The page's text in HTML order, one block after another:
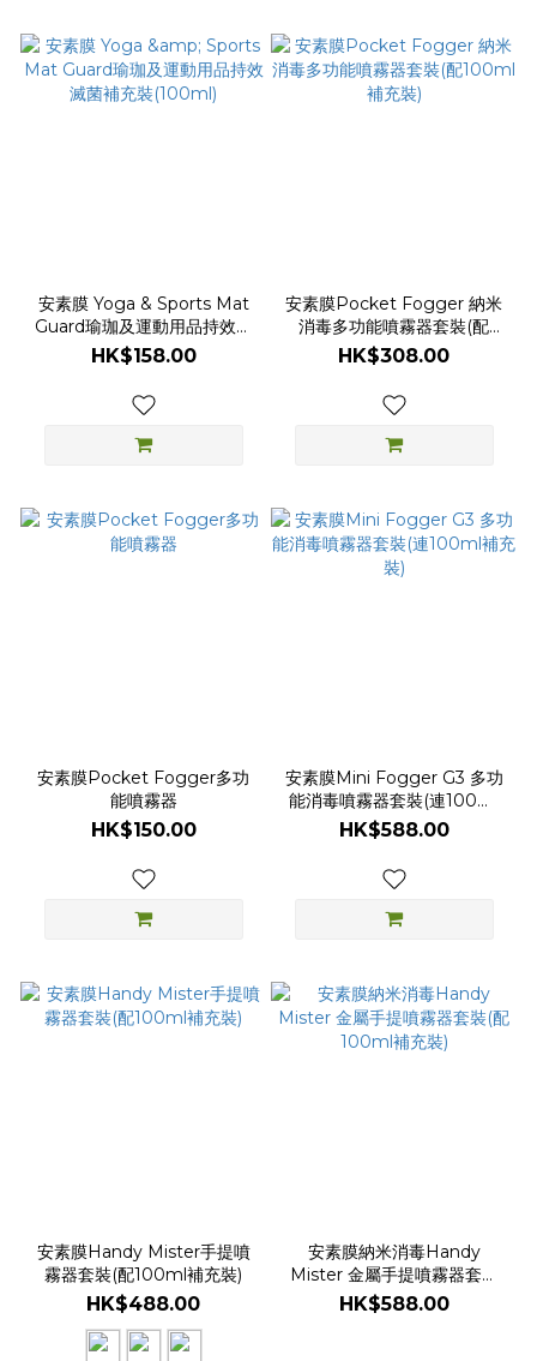
安素膜 Yoga & Sports Mat
Guard瑜珈及運動用品持效滅
菌補充裝(100ml)
HK$158.00
安素膜Pocket Fogger 納米
消毒多功能噴霧器套裝(配
100ml補充裝)
HK$308.00
安素膜Pocket Fogger多功
能噴霧器
HK$150.00
安素膜Mini Fogger G3 多功
能消毒噴霧器套裝(連100ml
補充裝)
HK$588.00
安素膜Handy Mister手提噴
霧器套裝(配100ml補充裝)
HK$488.00
安素膜納米消毒Handy
Mister 金屬手提噴霧器套裝
(配100ml補充裝)
HK$588.00